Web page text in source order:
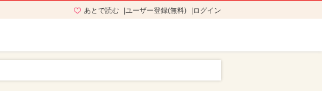
あとで読む ユーザー登録(無料) ログイン